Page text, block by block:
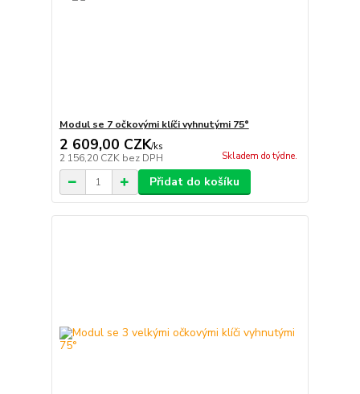
Modul se 7 očkovými klíči vyhnutými 75°
2 609,00 CZK/ks
2 156,20 CZK bez DPH Skladem do týdne.
Přidat do košíku